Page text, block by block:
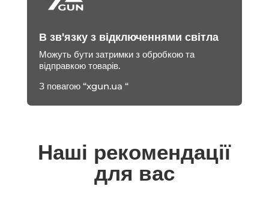
В зв'язку з відключеннями світла
Можуть бути затримки з обробкою та
відправкою товарів.
З повагою “xgun.ua “
Наші рекомендації
для вас